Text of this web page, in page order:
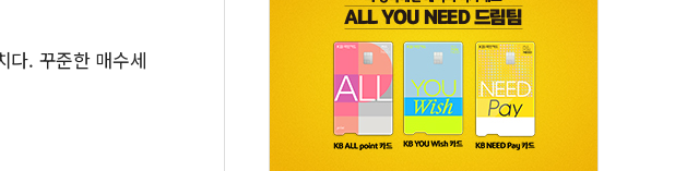
다. 꾸준한 매수세